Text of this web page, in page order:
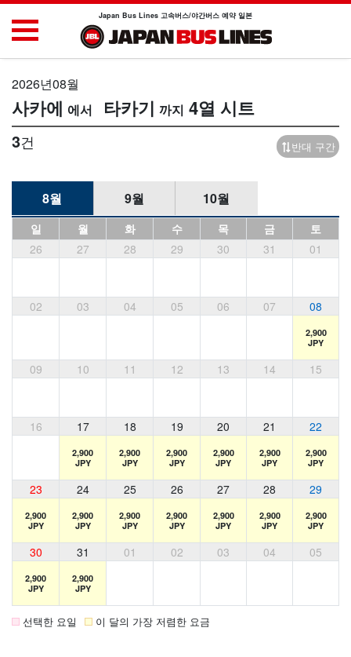
Japan Bus Lines 고속버스/야간버스 예약 일본
2026년08월
사카에 타카기 4열 시트
3건 반대 구간
8월 9월 10월
일 월 화 수 목 금
토
26
27 28 29 30 31 01
02 03 04 05 06 07 08
2,900
JPY
09 10 11 12 13 14 15
16 17 18 19 20 21 22
2,900
JPY
2,900
JPY
2,900
JPY
2,900
JPY
2,900
JPY
2,900
JPY
23 24 25 26 27 28 29
2,900
JPY
2,900
JPY
2,900
JPY
2,900
JPY
2,900
JPY
2,900
JPY
2,900
JPY
30 31 01 02 03 04 05
2,900
JPY
2,900
JPY
선택한 요일 이 달의 가장 저렴한 요금